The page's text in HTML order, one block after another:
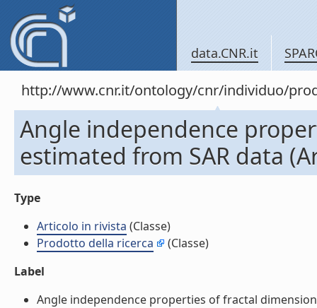
data.CNR.it
http://www.cnr.it/ontology/cnr/individuo/
Angle independence
estimated from SAR data
Type
Articolo in rivista (Classe)
Prodotto della ricerca
(Classe)
Label
Angle independence properties of fractal